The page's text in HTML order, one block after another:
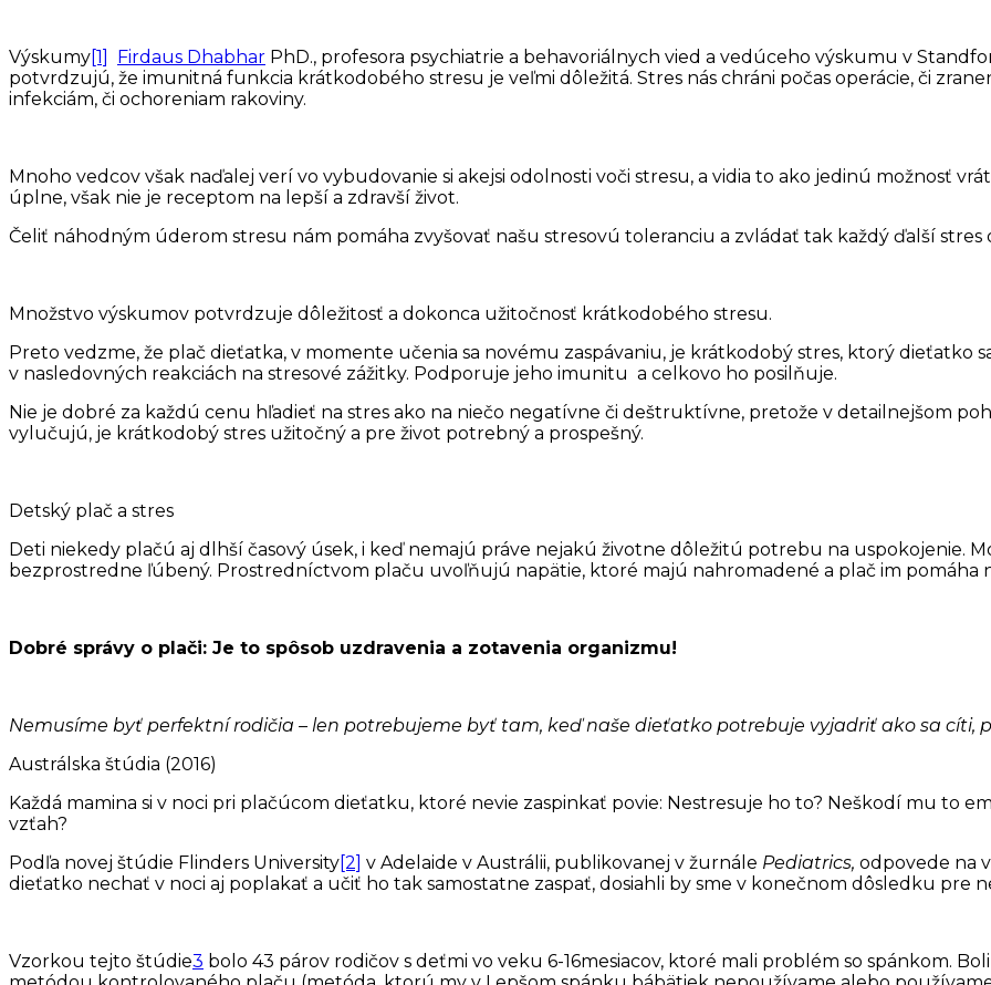
Výskumy[1] Firdaus Dhabhar PhD., profesora psychiatrie a behavoriálnych vied a vedúceho výskumu v
potvrdzujú, že imunitná funkcia krátkodobého stresu je veľmi dôležitá. Stres nás chráni počas operácie, či
infekciám, či ochoreniam rakoviny.
Mnoho vedcov však naďalej verí vo vybudovanie si akejsi odolnosti voči stresu, a vidia to ako jedinú možnosť
úplne, však nie je receptom na lepší a zdravší život.
Čeliť náhodným úderom stresu nám pomáha zvyšovať našu stresovú toleranciu a zvládať tak každý ďalší stres
Množstvo výskumov potvrdzuje dôležitosť a dokonca užitočnosť krátkodobého stresu.
Preto vedzme, že plač dieťatka, v momente učenia sa novému zaspávaniu, je krátkodobý stres, ktorý dieťatko
v nasledovných reakciách na stresové zážitky. Podporuje jeho imunitu a celkovo ho posilňuje.
Nie je dobré za každú cenu hľadieť na stres ako na niečo negatívne či deštruktívne, pretože v detailnejšom
vylučujú, je krátkodobý stres užitočný a pre život potrebný a prospešný.
Detský plač a stres
Deti niekedy plačú aj dlhší časový úsek, i keď nemajú práve nejakú životne dôležitú potrebu na uspokojenie.
bezprostredne ľúbený. Prostredníctvom plaču uvoľňujú napätie, ktoré majú nahromadené a plač im pomáha
Dobré správy o plači: Je to spôsob uzdravenia a zotavenia organizmu!
Nemusíme byť perfektní rodičia – len potrebujeme byť tam, keď naše dieťatko potrebuje vyjadriť ako sa
Austrálska štúdia (2016)
Každá mamina si v noci pri plačúcom dieťatku, ktoré nevie zaspinkať povie: Nestresuje ho to? Neškodí mu to
vzťah?
Podľa novej štúdie Flinders University[2] v Adelaide v Austrálii, publikovanej v žurnále Pediatrics, odpovede na
dieťatko nechať v noci aj poplakať a učiť ho tak samostatne zaspať, dosiahli by sme v konečnom dôsledku pre
Vzorkou tejto štúdie3 bolo 43 párov rodičov s deťmi vo veku 6-16mesiacov, ktoré mali problém so spánkom.